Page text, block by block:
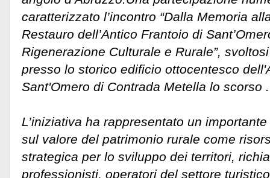
caratterizzato l’incontro “Dalla Memoria
Restauro dell’Antico Frantoio di
Rigenerazione Culturale e Rurale”,
presso lo storico edificio ottocentesco
Sant'Omero di Contrada Metella lo scorso .
L’iniziativa ha rappresentato un
sul valore del patrimonio rurale come
strategica per lo sviluppo dei territori,
professionisti, operatori del settore